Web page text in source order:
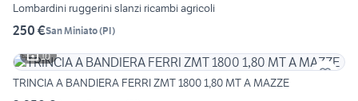
Lombardini ruggerini slanzi ricambi agricoli
250 €San Miniato(PI)
10
TRINCIA A BANDIERA FERRI ZMT 1800 1,80 MT A MAZZE